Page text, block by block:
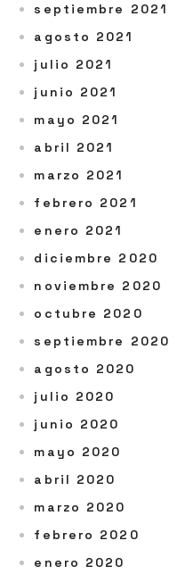
septiembre 2021
agosto 2021
julio 2021
junio 2021
mayo 2021
abril 2021
marzo 2021
febrero 2021
enero 2021
diciembre 2020
noviembre 2020
octubre 2020
septiembre 2020
agosto 2020
julio 2020
junio 2020
mayo 2020
abril 2020
marzo 2020
febrero 2020
enero 2020